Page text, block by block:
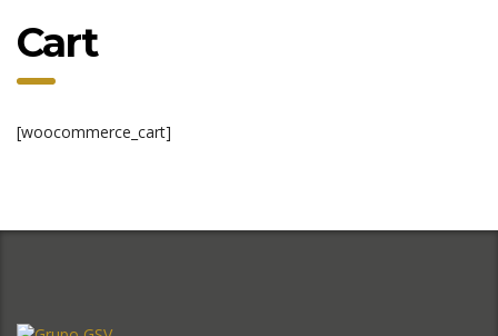
Cart
[woocommerce_cart]